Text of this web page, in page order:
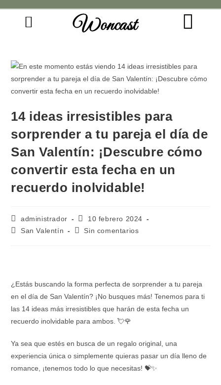
Woncast
14 ideas irresistibles para
sorprender a tu pareja el día de
San Valentín: ¡Descubre cómo
convertir esta fecha en un
recuerdo inolvidable!
administrador
10 febrero 2024
San Valentín
Sin comentarios
¿Estás buscando la forma perfecta de sorprender a tu pareja
en el día de San Valentín? ¡No busques más! Tenemos para ti
las 14 ideas más irresistibles que harán de esta fecha un
recuerdo inolvidable para ambos. 💘🌹
Ya sea que estés en busca de un regalo original, una
experiencia única o simplemente quieras pasar un día lleno de
romance, ¡tenemos todo lo que necesitas! 💝✨